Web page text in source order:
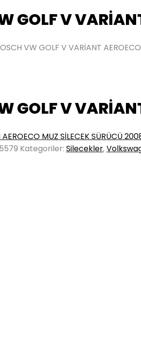
GOLF V
VW GOLF V VARİANT
GOLF V
MUZ SİLECEK SÜRÜCÜ
Kategoriler: Silecekler,